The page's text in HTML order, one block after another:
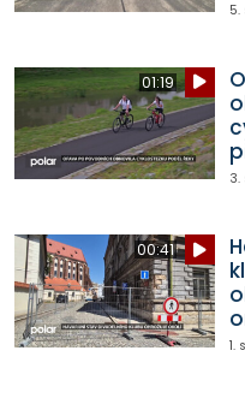
01:19
00:41
1.